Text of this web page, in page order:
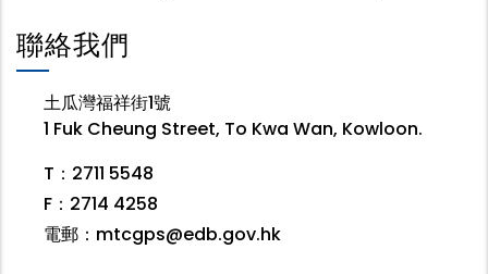
聯絡我們
土瓜灣福祥街1號
1 Fuk Cheung Street, To Kwa Wan, Kowloon.
T：2711 5548
F：2714 4258
電郵： mtcgps@edb.gov.hk